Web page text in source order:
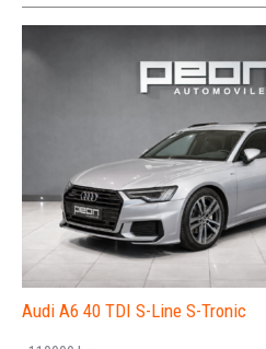
Audi A6 40 TDI S-Line S-Tronic